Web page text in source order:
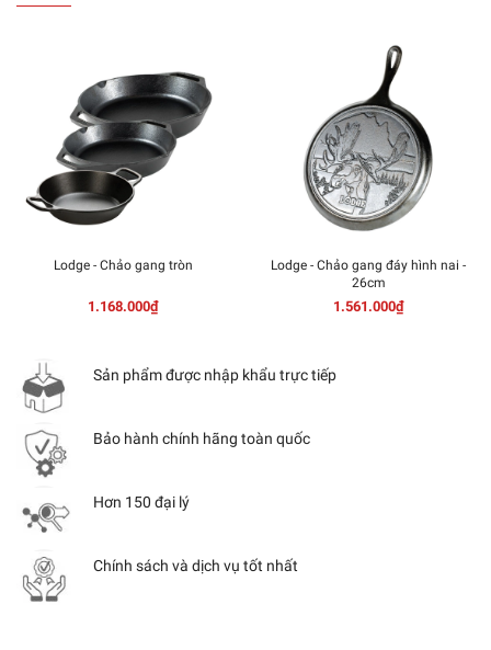
Lodge - Chảo gang tròn
1.168.000₫
Lodge - Chảo gang đáy hình nai -
26cm
1.561.000₫
Sản phẩm được nhập khẩu trực tiếp
Bảo hành chính hãng toàn quốc
Hơn 150 đại lý
Chính sách và dịch vụ tốt nhất